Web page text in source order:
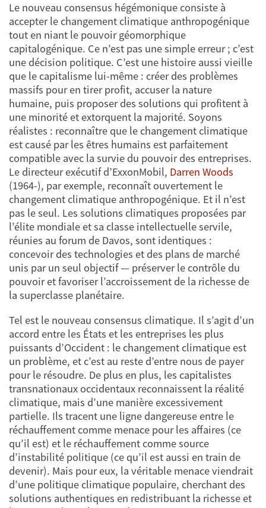
Le nouveau consensus hégémonique consiste à
accepter le changement climatique anthropogénique
tout en niant le pouvoir géomorphique
capitalogénique. Ce n’est pas une simple erreur ; c’est
une décision politique. C’est une histoire aussi vieille
que le capitalisme lui-même : créer des problèmes
massifs pour en tirer profit, accuser la nature
humaine, puis proposer des solutions qui profitent à
une minorité et extorquent la majorité. Soyons
réalistes : reconnaître que le changement climatique
est causé par les êtres humains est parfaitement
compatible avec la survie du pouvoir des entreprises.
Le directeur exécutif d’ExxonMobil, Darren Woods
(1964-), par exemple, reconnaît ouvertement le
changement climatique anthropogénique. Et il n’est
pas le seul. Les solutions climatiques proposées par
l’élite mondiale et sa classe intellectuelle servile,
réunies au forum de Davos, sont identiques :
concevoir des technologies et des plans de marché
unis par un seul objectif — préserver le contrôle du
pouvoir et favoriser l’accroissement de la richesse de
la superclasse planétaire.
Tel est le nouveau consensus climatique. Il s’agit d’un
accord entre les États et les entreprises les plus
puissants d’Occident : le changement climatique est
un problème, et c’est au reste d’entre nous de payer
pour le résoudre. De plus en plus, les capitalistes
transnationaux occidentaux reconnaissent la réalité
climatique, mais d’une manière excessivement
partielle. Ils tracent une ligne dangereuse entre le
réchauffement comme menace pour les affaires (ce
qu’il est) et le réchauffement comme source
d’instabilité politique (ce qu’il est aussi en train de
devenir). Mais pour eux, la véritable menace viendrait
d’une politique climatique populaire, cherchant des
solutions authentiques en redistribuant la richesse et